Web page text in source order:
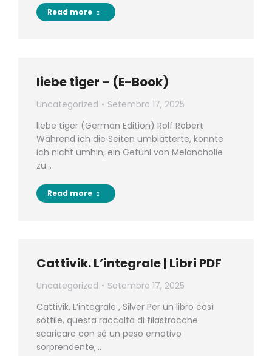
Read more
liebe tiger – (E-Book)
Uncategorized
Setembro 17, 2025
liebe tiger (German Edition) Rolf Robert
Während ich die Seiten umblätterte, konnte
ich nicht umhin, ein Gefühl von Melancholie
zu…
Read more
Cattivik. L’integrale | Libri PDF
Uncategorized
Setembro 17, 2025
Cattivik. L’integrale , Silver Per un libro così
sottile, questa raccolta di filastrocche
scaricare con sé un peso emotivo
sorprendente,…